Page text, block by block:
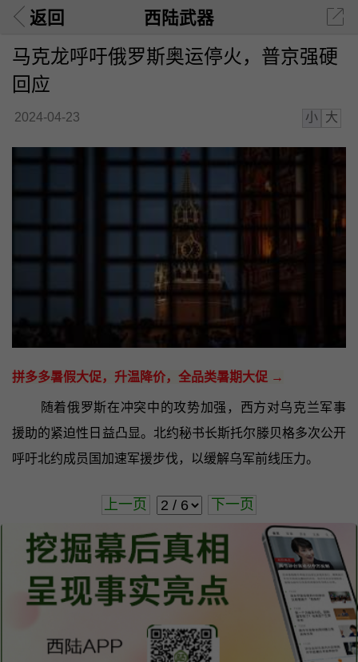
返回 西陆武器
马克龙呼吁俄罗斯奥运停火，普京强硬
回应
2024-04-23 小 大
拼多多暑假大促，升温降价，全品类暑期大促 →
随着俄罗斯在冲突中的攻势加强，西方对乌克兰军事
援助的紧迫性日益凸显。北约秘书长斯托尔滕贝格多次公开
呼吁北约成员国加速军援步伐，以缓解乌军前线压力。
上一页 下一页